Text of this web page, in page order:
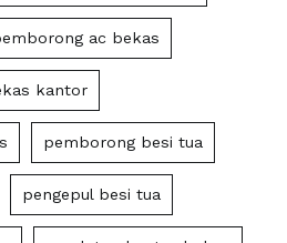
ac bekas
kantor
pemborong besi tua
pengepul besi tua